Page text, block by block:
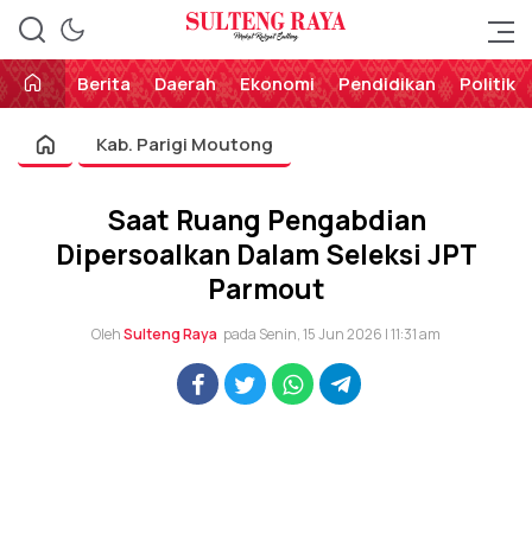
Sulteng Raya
Perekat Rakyat Sulteng
Berita
Daerah Ekonomi Pendidikan Politik
Kab. Parigi Moutong
Saat Ruang Pengabdian
Dipersoalkan Dalam Seleksi JPT
Parmout
OlehSulteng Raya pada Senin, 15 Jun 2026 | 11:31 am